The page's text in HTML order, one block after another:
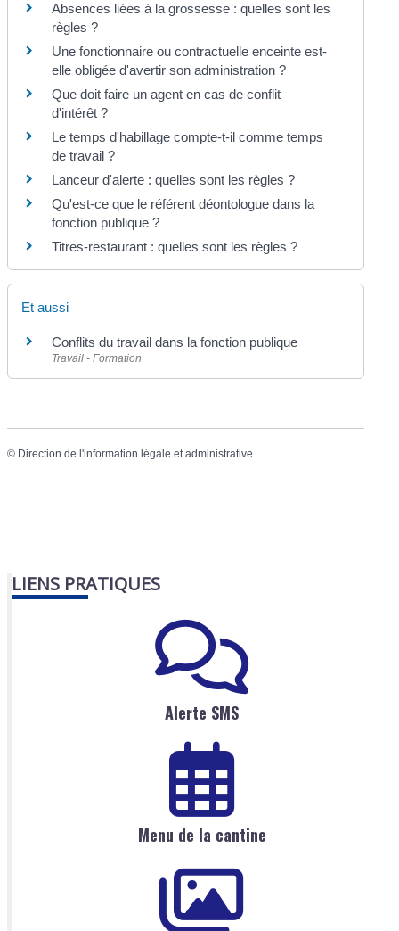
Absences liées à la grossesse : quelles sont les
règles ?
Une fonctionnaire ou contractuelle enceinte est-
elle obligée d'avertir son administration ?
Que doit faire un agent en cas de conflit
d'intérêt ?
Le temps d'habillage compte-t-il comme temps
de travail ?
Lanceur d'alerte : quelles sont les règles ?
Qu'est-ce que le référent déontologue dans la
fonction publique ?
Titres-restaurant : quelles sont les règles ?
Et aussi
Conflits du travail dans la fonction publique
Travail - Formation
© Direction de l'information légale et administrative
LIENS PRATIQUES
Alerte SMS
Menu de la cantine